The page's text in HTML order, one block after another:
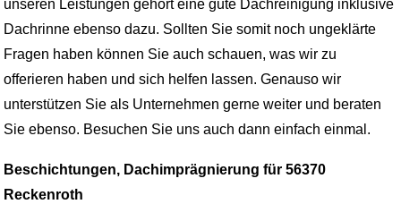
unseren Leistungen gehört eine gute Dachreinigung inklusive
Dachrinne ebenso dazu. Sollten Sie somit noch ungeklärte
Fragen haben können Sie auch schauen, was wir zu
offerieren haben und sich helfen lassen. Genauso wir
unterstützen Sie als Unternehmen gerne weiter und beraten
Sie ebenso. Besuchen Sie uns auch dann einfach einmal.
Beschichtungen, Dachimprägnierung für 56370
Reckenroth